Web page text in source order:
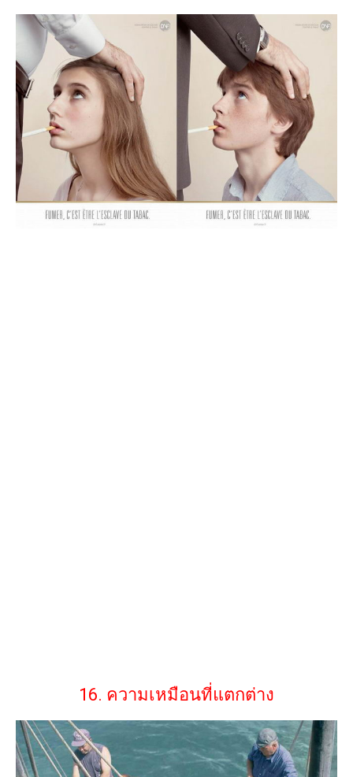
16. ความเหมือนที่แตกต่าง